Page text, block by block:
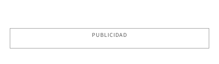
PUBLICIDAD